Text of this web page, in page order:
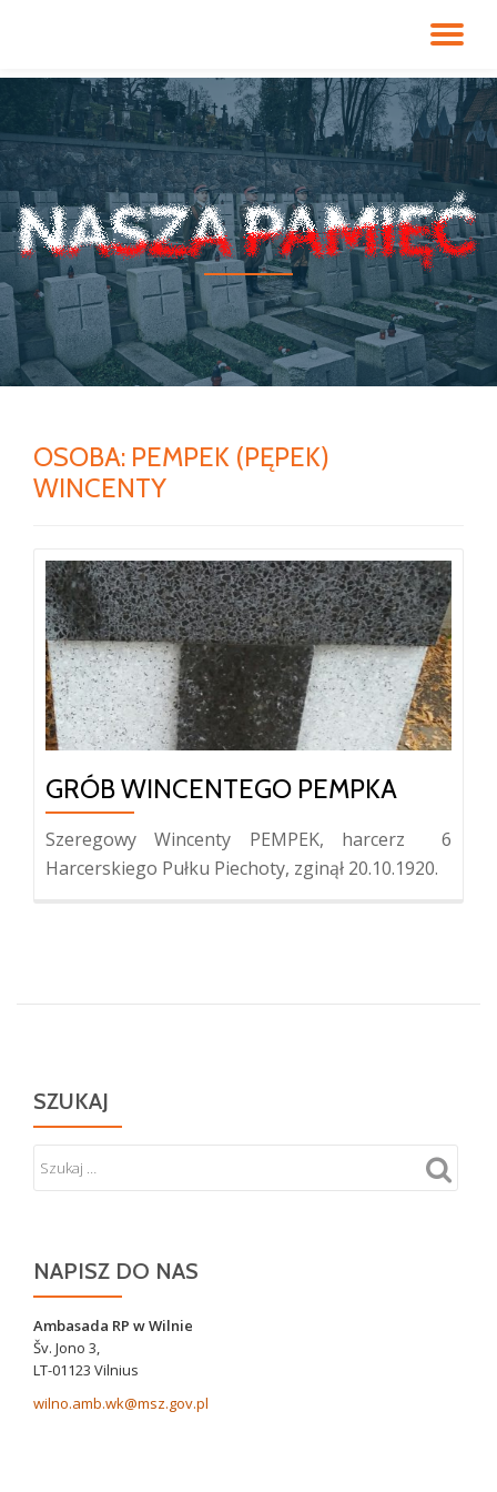
do
OSOBA: PEMPEK (PĘPEK)
WINCENTY
GRÓB WINCENTEGO PEMPKA
Szeregowy Wincenty PEMPEK, harcerz 6
Harcerskiego Pułku Piechoty, zginął 20.10.1920.
SZUKAJ
NAPISZ DO NAS
Ambasada RP w Wilnie
Šv. Jono 3,
LT-01123 Vilnius
wilno.amb.wk@msz.gov.pl